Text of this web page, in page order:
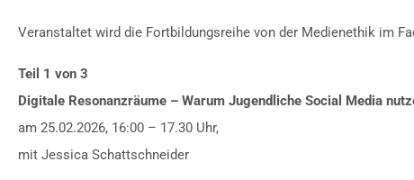
Veranstaltet wird die Fortbildungsreihe von der Medienethik im
Teil 1 von 3
Digitale Resonanzräume – Warum Jugendliche Social Media
am 25.02.2026, 16:00 – 17.30 Uhr,
mit Jessica Schattschneider